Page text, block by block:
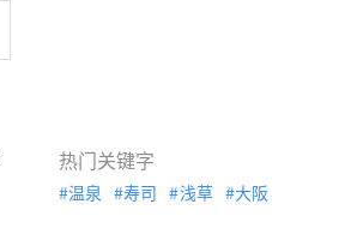
热门关键字
温泉 寿司 浅草 大阪